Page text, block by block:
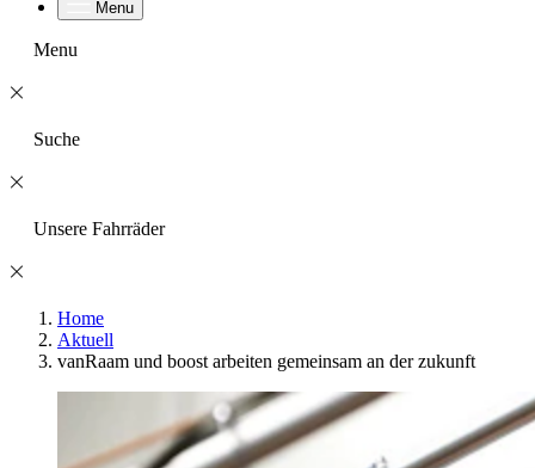
Menu
Menu
Suche
Unsere Fahrräder
Home
Aktuell
vanRaam und boost arbeiten gemeinsam an der zukunft